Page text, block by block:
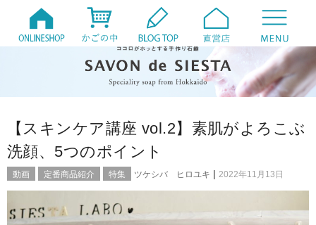
【スキンケア講座 vol.2】素肌がよろこぶ
洗顔、5つのポイント
動画 定番商品紹介 特集 ツケシバ ヒロユキ | 2022年11月13日